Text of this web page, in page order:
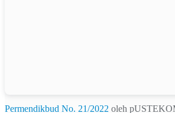
Permendikbud No. 21/2022 oleh